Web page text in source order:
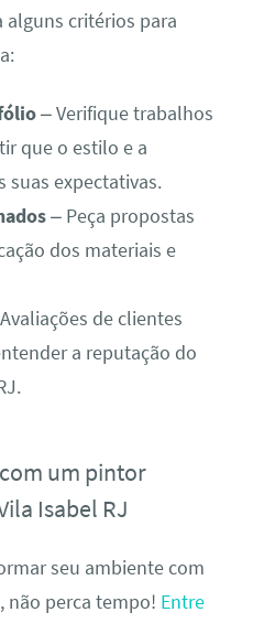
critérios para
– Verifique trabalhos
que o estilo e a
suas expectativas.
– Peça propostas
dos materiais e
de clientes
a reputação do
um pintor
Isabel RJ
seu ambiente com
não perca tempo! Entre